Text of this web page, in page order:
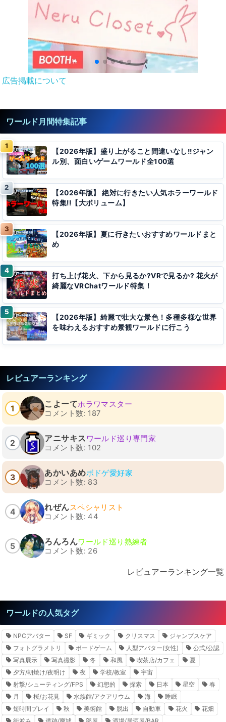
広告掲載について
ワールド月間特集記事
【2026年版】盛り上がること間違いなし!!ジャン
ル別、面白いゲームワールド全100選
【2026年版】 絶対に行きたい人気ホラーワールド
特集!!【大ボリューム】
【2026年版】夏に行きたいおすすめワールドまと
め
打ち上げ花火、下から見るか?VRで見るか? 花火が
綺麗なVRChatワールド特集！
【2026年版】綺麗で壮大な景色！多種多様な世界
を味わえるおすすめ景観ワールドに行こう
レビュアーランキング
1 こよーてホラワマスター
コメント数: 187
2 アニサキス ワールド巡り専門家
コメント数: 102
3 あかいあめボドゲ愛好家
コメント数: 83
4 れぜんスペシャリスト
コメント数: 44
5 ろんろんワールド巡り熟練者
コメント数: 26
レビュアーランキング一覧
ワールドの人気タグ
NPCアバター SF ギミック クリスマス
ジャンプスケア
フォトグラメトリ
ボードゲーム 人型アバター(女性)
公式/公認
写真展示
写真撮影 冬 和風 喫茶店/カフェ
夏
夕方/朝焼け/夜明け
夜 学校/教室
宇宙
射撃/シューティング/FPS
幻想的 探索 日本 星空
春
月
桜/お花見 水族館/アクアリウム 海
睡眠
短時間プレイ
秋 美術館 脱出 自動車 花火
花畑